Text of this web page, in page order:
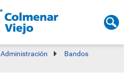
Administración Bandos